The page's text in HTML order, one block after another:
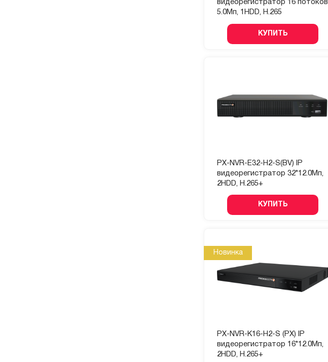
видеорегистратор 16 потоков
5.0Мп, 1HDD, H.265
КУПИТЬ
PX-NVR-E32-H2-S(BV) IP
видеорегистратор 32*12.0Мп,
2HDD, H.265+
КУПИТЬ
Новинка
PX-NVR-K16-H2-S (PX) IP
видеорегистратор 16*12.0Мп,
2HDD, H.265+